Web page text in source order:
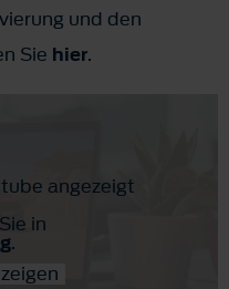
und den
Sie hier.
angezeigt
in
.